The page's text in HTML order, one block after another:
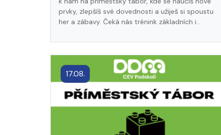
prvky, zlepšíš své dovednosti a užiješ si spoustu
her a zábavy. Čeká nás trénink základních i
naučí nové gymnastické dovednosti, ale také si
užijí léto naplno!
17.08.